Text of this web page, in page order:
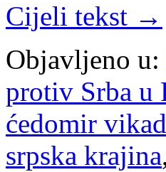
Cijeli tekst →
Objavljeno u:
protiv Srba u
ćedomir
srpska krajina